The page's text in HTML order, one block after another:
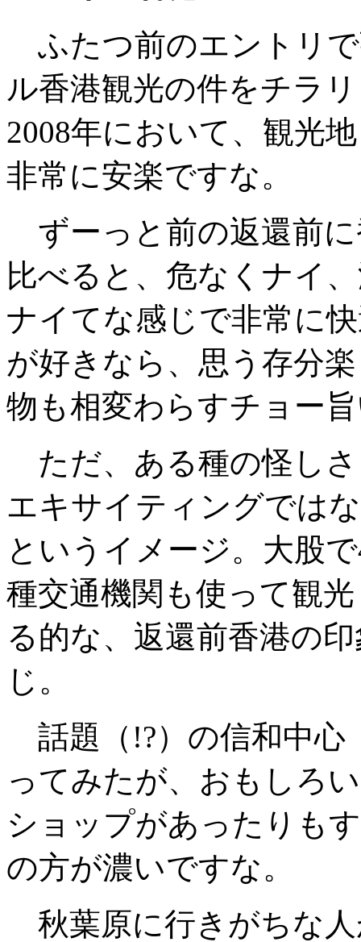
ふたつ前のエントリ
ル香港観光の件をチラ
2008年において、観光
非常に安楽ですな。
ずーっと前の返還前
比べると、危なくナイ
ナイてな感じで非常に
が好きなら、思う存分
物も相変わらすチョー
ただ、ある種の怪し
エキサイティングでは
というイメージ。大股
種交通機関も使って観
る的な、返還前香港の
じ。
話題（!?）の信和中心
ってみたが、おもしろ
ショップがあったりも
の方が濃いですな。
秋葉原に行きがちな